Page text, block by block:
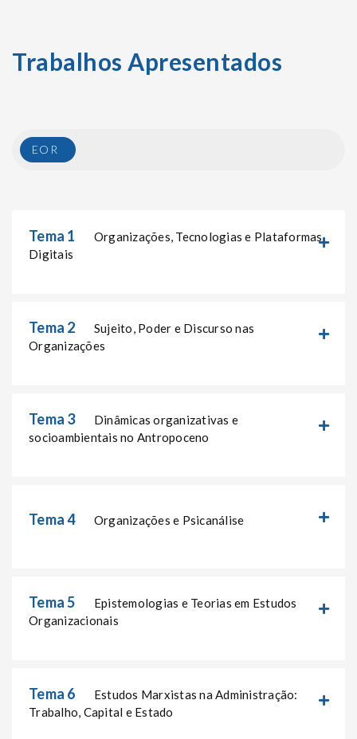
Trabalhos Apresentados
EOR
Tema 1
Digitais
Tema 2
Organizações
Tema 3
socioambientais no Antropoceno
Tema 4 Organizações e Psicanálise
Tema 5
Organizacionais
Tema 6
Trabalho, Capital e Estado